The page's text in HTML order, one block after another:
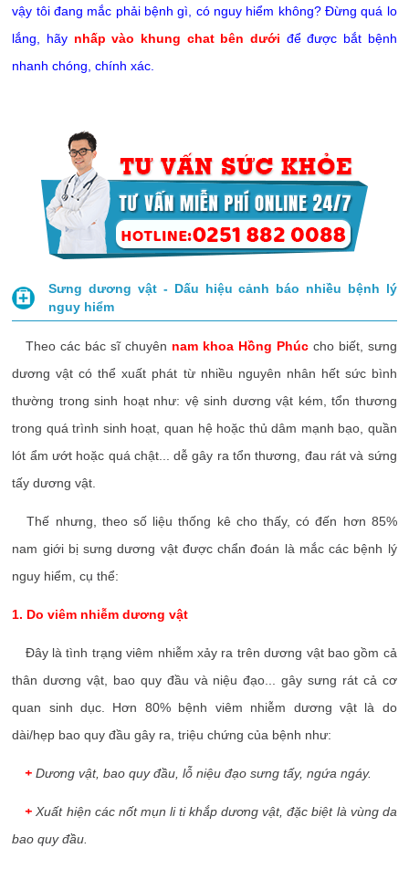
vậy tôi đang mắc phải bệnh gì, có nguy hiểm không? Đừng quá lo
lắng, hãy nhấp vào khung chat bên dưới để được bắt bệnh
nhanh chóng, chính xác.
Sưng dương vật - Dấu hiệu cảnh báo nhiều bệnh lý
nguy hiểm
Theo các bác sĩ chuyên nam khoa Hồng Phúccho biết, sưng
dương vật có thể xuất phát từ nhiều nguyên nhân hết sức bình
thường trong sinh hoạt như: vệ sinh dương vật kém, tổn thương
trong quá trình sinh hoạt, quan hệ hoặc thủ dâm mạnh bạo, quần
lót ẩm ướt hoặc quá chật... dễ gây ra tổn thương, đau rát và sứng
tấy dương vật.
Thế nhưng, theo số liệu thống kê cho thấy, có đến hơn 85%
nam giới bị sưng dương vật được chẩn đoán là mắc các bệnh lý
nguy hiểm, cụ thể:
1. Do viêm nhiễm dương vật
Đây là tình trạng viêm nhiễm xảy ra trên dương vật bao gồm cả
thân dương vật, bao quy đầu và niệu đạo... gây sưng rát cả cơ
quan sinh dục. Hơn 80% bệnh viêm nhiễm dương vật là do
dài/hẹp bao quy đầu gây ra, triệu chứng của bệnh như:
+ Dương vật, bao quy đầu, lỗ niệu đạo sưng tấy, ngứa ngáy.
+ Xuất hiện các nốt mụn li ti khắp dương vật, đặc biệt là vùng da
bao quy đầu.